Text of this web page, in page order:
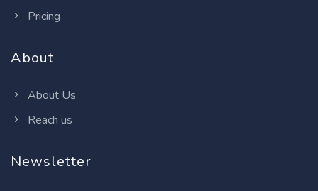
Pricing
About
About Us
Reach us
Newsletter